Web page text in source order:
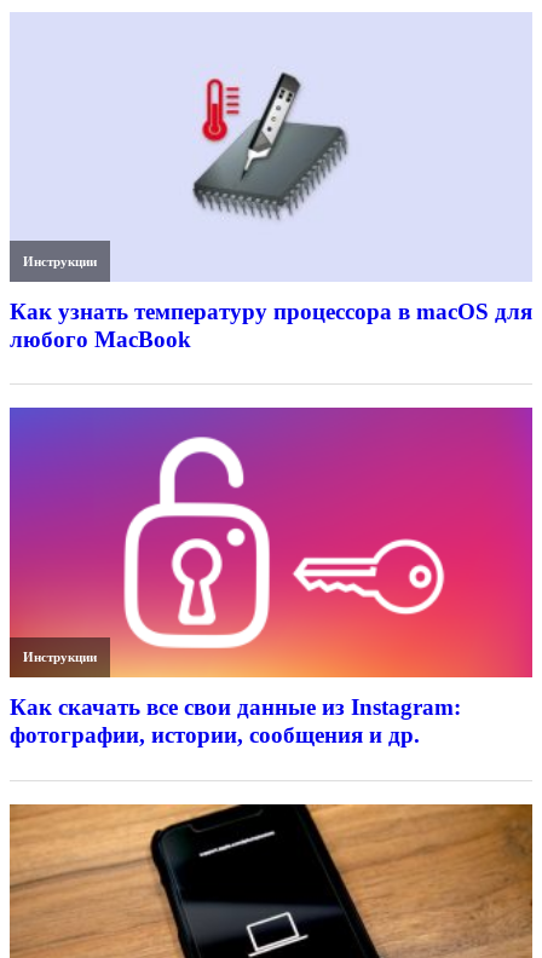
Инструкции
Как узнать температуру процессора в macOS для
любого MacBook
Инструкции
Как скачать все свои данные из Instagram:
фотографии, истории, сообщения и др.